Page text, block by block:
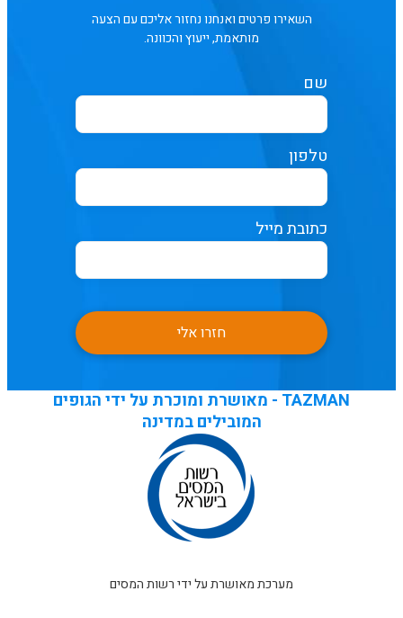
השאירו פרטים ואנחנו נחזור אליכם עם הצעה
מותאמת, ייעוץ והכוונה.
שם
טלפון
כתובת מייל
חזרו אלי
TAZMAN - מאושרת ומוכרת על ידי הגופים
המובילים במדינה
מערכת מאושרת על ידי רשות המסים